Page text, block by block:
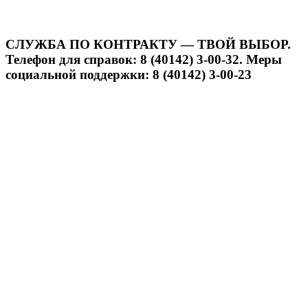
СЛУЖБА ПО КОНТРАКТУ — ТВОЙ ВЫБОР.
Телефон для справок: 8 (40142) 3-00-32. Меры
социальной поддержки: 8 (40142) 3-00-23